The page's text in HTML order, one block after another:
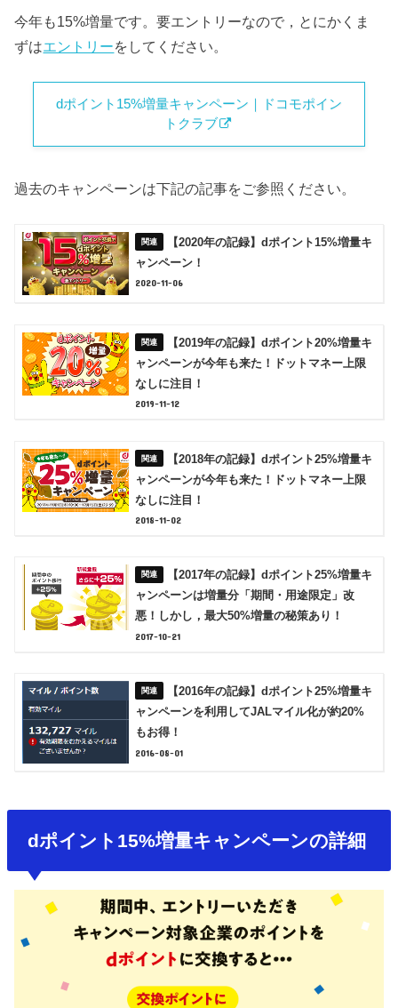
今年も15%増量です。要エントリーなので，とにかくま
ずはエントリーをしてください。
dポイント15%増量キャンペーン｜ドコモポイン
トクラブ
過去のキャンペーンは下記の記事をご参照ください。
【2020年の記録】dポイント15%増量キ
ャンペーン！
2020-11-06
【2019年の記録】dポイント20%増量キ
ャンペーンが今年も来た！ドットマネー上限
なしに注目！
2019-11-12
【2018年の記録】dポイント25%増量キ
ャンペーンが今年も来た！ドットマネー上限
なしに注目！
2018-11-02
【2017年の記録】dポイント25%増量キ
ャンペーンは増量分「期間・用途限定」改
悪！しかし，最大50%増量の秘策あり！
2017-10-21
【2016年の記録】dポイント25%増量キ
ャンペーンを利用してJALマイル化が約20%
もお得！
2016-08-01
dポイント15%増量キャンペーンの詳細